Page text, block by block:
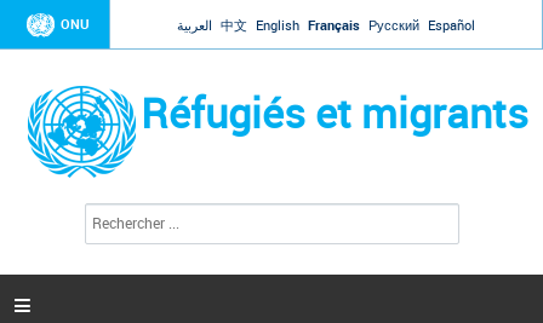
Jump to navigation
ONU العربية 中文 English Français Русский Español
Réfugiés et migrants
c
